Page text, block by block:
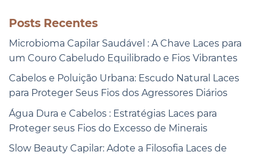
Posts Recentes
Microbioma Capilar Saudável : A Chave Laces para
um Couro Cabeludo Equilibrado e Fios Vibrantes
Cabelos e Poluição Urbana: Escudo Natural Laces
para Proteger Seus Fios dos Agressores Diários
Água Dura e Cabelos : Estratégias Laces para
Proteger seus Fios do Excesso de Minerais
Slow Beauty Capilar: Adote a Filosofia Laces de